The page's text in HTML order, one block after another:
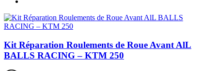
Kit Réparation Roulements de Roue Avant AlL
BALLS RACING – KTM 250